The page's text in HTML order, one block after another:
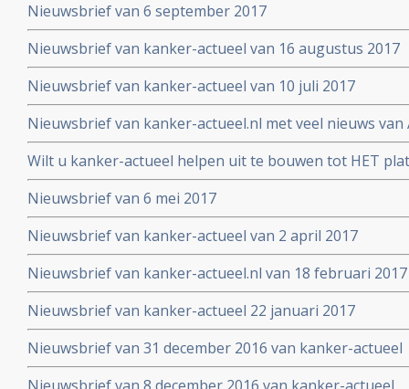
Nieuwsbrief van 6 september 2017
Nieuwsbrief van kanker-actueel van 16 augustus 2017
Nieuwsbrief van kanker-actueel van 10 juli 2017
Nieuwsbrief van kanker-actueel.nl met veel nieuws van
2017
Wilt u kanker-actueel helpen uit te bouwen tot HET
hun naasten?
Nieuwsbrief van 6 mei 2017
Nieuwsbrief van kanker-actueel van 2 april 2017
Nieuwsbrief van kanker-actueel.nl van 18 februari 2017
Nieuwsbrief van kanker-actueel 22 januari 2017
Nieuwsbrief van 31 december 2016 van kanker-actueel